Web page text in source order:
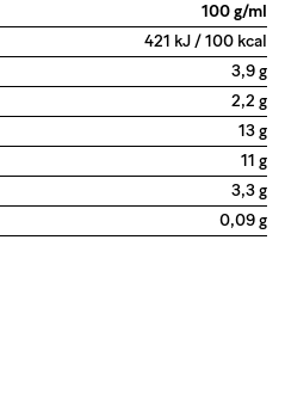
100 g/ml
421 kJ / 100 kcal
3,9 g
2,2 g
13 g
11 g
3,3 g
0,09 g